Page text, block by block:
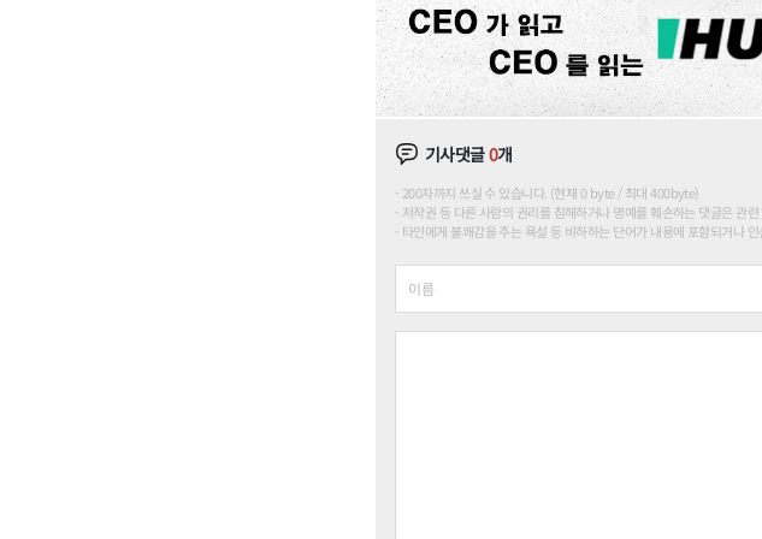
기사댓글0개
200자까지 쓰실 수 있습니다. (현재 0 byte / 최대 400byte)
저작권 등 다른 사람의 권리를 침해하거나 명예를 훼손하는 댓글은 관
타인에게 불쾌감을 주는 욕설 등 비하하는 단어가 내용에 포함되거나